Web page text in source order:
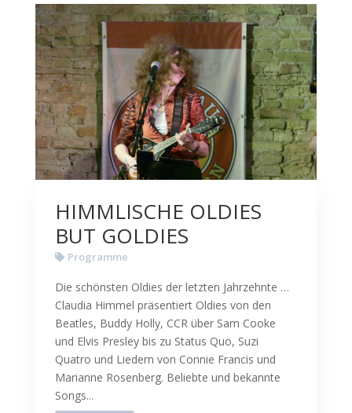
HIMMLISCHE OLDIES
BUT GOLDIES
Programme
Die schönsten Oldies der letzten Jahrzehnte …
Claudia Himmel präsentiert Oldies von den
Beatles, Buddy Holly, CCR über Sam Cooke
und Elvis Presley bis zu Status Quo, Suzi
Quatro und Liedern von Connie Francis und
Marianne Rosenberg. Beliebte und bekannte
Songs...